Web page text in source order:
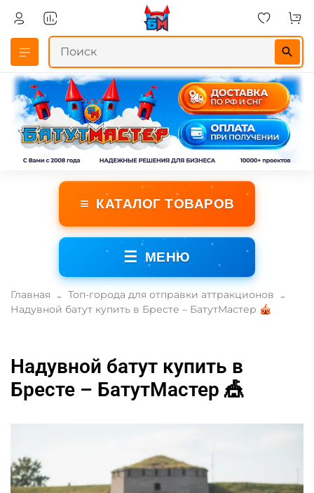
≡ КАТАЛОГ ТОВАРОВ
☰ МЕНЮ
Главная
Топ-города для отправки аттракционов
Надувной батут купить в Бресте – БатутМастер 🎪
Надувной батут купить в
Бресте – БатутМастер 🎪